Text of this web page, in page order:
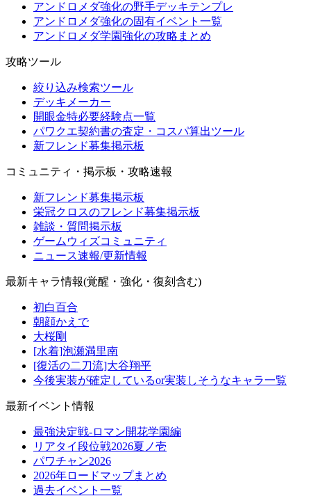
アンドロメダ強化の野手デッキテンプレ
アンドロメダ強化の固有イベント一覧
アンドロメダ学園強化の攻略まとめ
攻略ツール
絞り込み検索ツール
デッキメーカー
開眼金特必要経験点一覧
パワクエ契約書の査定・コスパ算出ツール
新フレンド募集掲示板
コミュニティ・掲示板・攻略速報
新フレンド募集掲示板
栄冠クロスのフレンド募集掲示板
雑談・質問掲示板
ゲームウィズコミュニティ
ニュース速報/更新情報
最新キャラ情報(覚醒・強化・復刻含む)
初白百合
朝顔かえで
大桜剛
[水着]泡瀬満里南
[復活の二刀流]大谷翔平
今後実装が確定しているor実装しそうなキャラ一覧
最新イベント情報
最強決定戦-ロマン開花学園編
リアタイ段位戦2026夏ノ壱
パワチャン2026
2026年ロードマップまとめ
過去イベント一覧